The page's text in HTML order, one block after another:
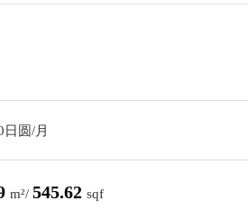
日圆/月
m²/ 545.62 sqf